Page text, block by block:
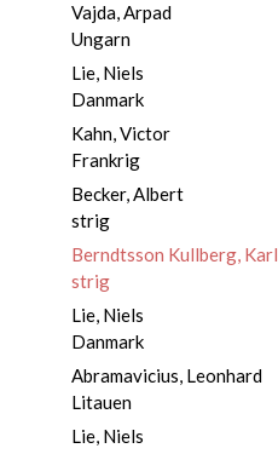
Vajda, Arpad
Ungarn
Lie, Niels
Danmark
Kahn, Victor
Frankrig
Becker, Albert
strig
Berndtsson Kullberg, Karl
strig
Lie, Niels
Danmark
Abramavicius, Leonhard
Litauen
Lie, Niels